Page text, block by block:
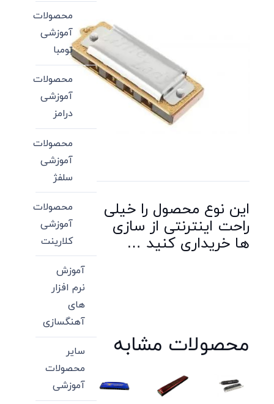
این نوع محصول را خیلی
راحت اینترنتی از سازی
ها خریداری کنید …
محصولات مشابه
محصولات
آموزشی
تومبا
محصولات
آموزشی
درامز
محصولات
آموزشی
سلفژ
محصولات
آموزشی
کلارینت
آموزش
نرم افزار
های
آهنگسازی
سایر
محصولات
آموزشی